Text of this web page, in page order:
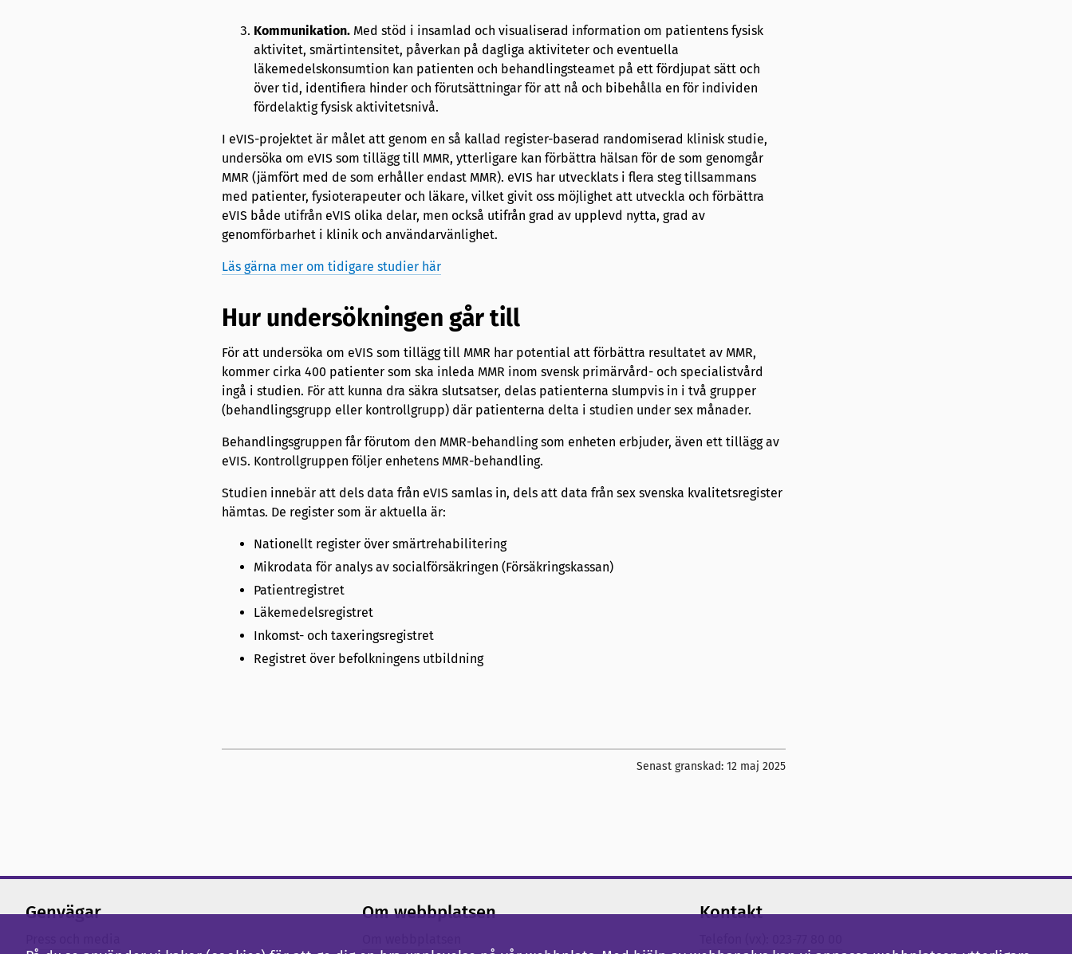
Kommunikation.Med stöd i insamlad och visualiserad information om patientens fysisk
aktivitet, smärtintensitet, påverkan på dagliga aktiviteter och eventuella
läkemedelskonsumtion kan patienten och behandlingsteamet på ett fördjupat sätt och
över tid, identifiera hinder och förutsättningar för att nå och bibehålla en för individen
fördelaktig fysisk aktivitetsnivå.
I eVIS-projektet är målet att genom en så kallad register-baserad randomiserad klinisk studie,
undersöka om eVIS som tillägg till MMR, ytterligare kan förbättra hälsan för de som genomgår
MMR (jämfört med de som erhåller endast MMR). eVIS har utvecklats i flera steg tillsammans
med patienter, fysioterapeuter och läkare, vilket givit oss möjlighet att utveckla och förbättra
eVIS både utifrån eVIS olika delar, men också utifrån grad av upplevd nytta, grad av
genomförbarhet i klinik och användarvänlighet.
Läs gärna mer om tidigare studier här
Hur undersökningen går till
För att undersöka om eVIS som tillägg till MMR har potential att förbättra resultatet av MMR,
kommer cirka 400 patienter som ska inleda MMR inom svensk primärvård- och specialistvård
ingå i studien. För att kunna dra säkra slutsatser, delas patienterna slumpvis in i två grupper
(behandlingsgrupp eller kontrollgrupp) där patienterna delta i studien under sex månader.
Behandlingsgruppen får förutom den MMR-behandling som enheten erbjuder, även ett tillägg av
eVIS. Kontrollgruppen följer enhetens MMR-behandling.
Studien innebär att dels data från eVIS samlas in, dels att data från sex svenska kvalitetsregister
hämtas. De register som är aktuella är:
Nationellt register över smärtrehabilitering
Mikrodata för analys av socialförsäkringen (Försäkringskassan)
Patientregistret
Läkemedelsregistret
Inkomst- och taxeringsregistret
Registret över befolkningens utbildning
Senast granskad: 12 maj 2025
Genvägar Om webbplatsen Kontakt